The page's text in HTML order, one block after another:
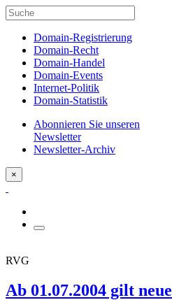
Domain-Registrierung
Domain-Recht
Domain-Handel
Domain-Events
Internet-Politik
Domain-Statistik
Abonnieren Sie unseren
Newsletter
Newsletter-Archiv
×
RVG
Ab 01.07.2004 gilt